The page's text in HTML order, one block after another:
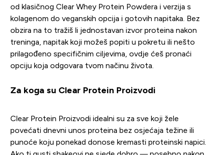
od klasičnog Clear Whey Protein Powdera i verzija s
kolagenom do veganskih opcija i gotovih napitaka. Bez
obzira na to tražiš li jednostavan izvor proteina nakon
treninga, napitak koji možeš popiti u pokretu ili nešto
prilagođeno specifičnim ciljevima, ovdje ćeš pronaći
opciju koja odgovara tvom načinu života.
Za koga su Clear Protein Proizvodi
Clear Protein Proizvodi idealni su za sve koji žele
povećati dnevni unos proteina bez osjećaja težine ili
punoće koju ponekad donose kremasti proteinski napici.